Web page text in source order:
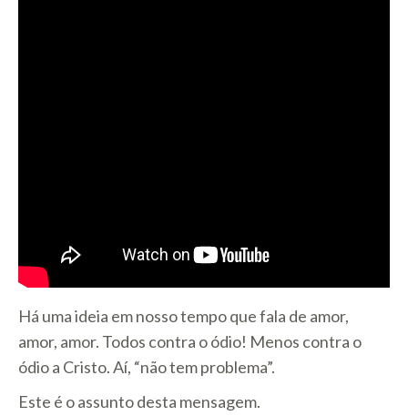
Há uma ideia em nosso tempo que fala de amor,
amor, amor. Todos contra o ódio! Menos contra o
ódio a Cristo. Aí, “não tem problema”.
Este é o assunto desta mensagem.